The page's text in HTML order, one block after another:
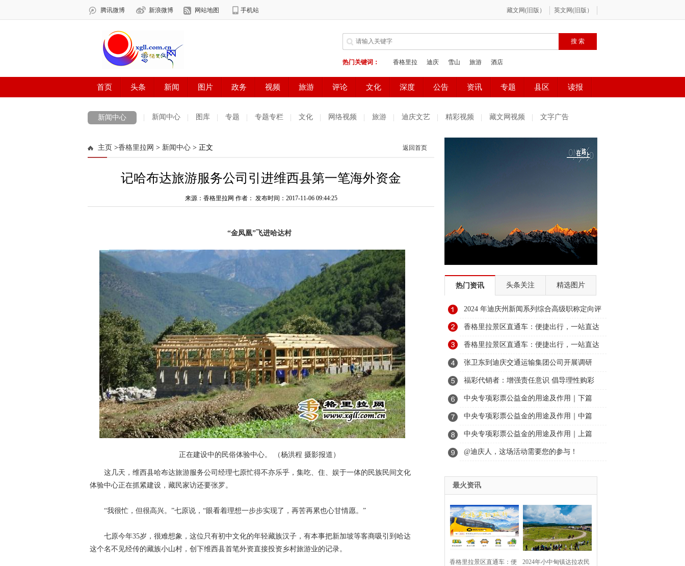
新闻中心 新闻中心 图库 专题 专题专栏 文化 网络视频 旅游 迪庆文艺 精彩视频 藏文网视频 文字广告
社区精选 魅力古镇 百姓感受
法治迪庆
主页 >香格里拉网 > 新闻中心 > 正文 返回首页
记哈布达旅游服务公司引进维西县第一笔海外资金
来源：香格里拉网 作者： 发布时间：2017-11-06 09:44:25
“金凤凰”飞进哈达村
正在建设中的民俗体验中心。 （杨洪程 摄影报道）
这几天，维西县哈布达旅游服务公司经理七原忙得不亦乐乎，集吃、住、娱于一体的民族民间文化
体验中心正在抓紧建设，藏民家访还要张罗。
“我很忙，但很高兴。”七原说，“眼看着理想一步步实现了，再苦再累也心甘情愿。”
七原今年35岁，很难想象，这位只有初中文化的年轻藏族汉子，有本事把新加坡等客商吸引到哈达
这个名不见经传的藏族小山村，创下维西县首笔外资直接投资乡村旅游业的记录。
热门资讯 头条关注 精选图片
2024 年迪庆州新闻系列综合高级职称定向评
审通过人员名单公示
香格里拉景区直通车：便捷出行，一站直达
美景
香格里拉景区直通车：便捷出行，一站直达
美景
张卫东到迪庆交通运输集团公司开展调研
福彩代销者：增强责任意识 倡导理性购彩
中央专项彩票公益金的用途及作用｜下篇
中央专项彩票公益金的用途及作用｜中篇
中央专项彩票公益金的用途及作用｜上篇
@迪庆人，这场活动需要您的参与！
最火资讯
香格里拉景区直通车：便 2024年小中甸镇达拉农民